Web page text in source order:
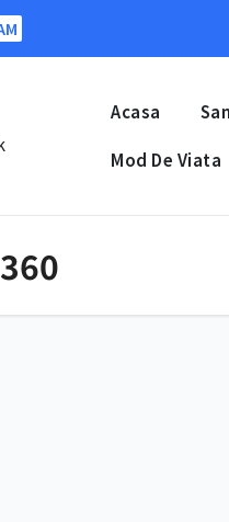
Acasa
Mod De Viata